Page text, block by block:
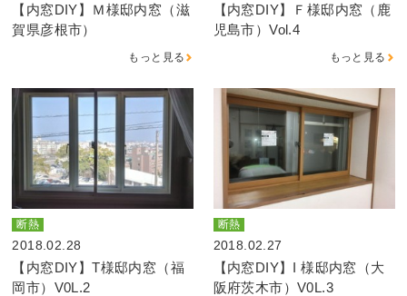
【内窓DIY】Ｍ様邸内窓（滋
賀県彦根市）
もっと見る
【内窓DIY】Ｆ様邸内窓（鹿
児島市）Vol.4
もっと見る
断熱
2018.02.28
【内窓DIY】T様邸内窓（福
岡市）V0L.2
断熱
2018.02.27
【内窓DIY】I 様邸内窓（大
阪府茨木市）V0L.3